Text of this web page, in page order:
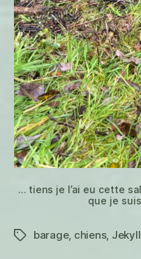
… tiens je l’ai eu cette
que je
Étiquettes
barage, chiens, Jekyll